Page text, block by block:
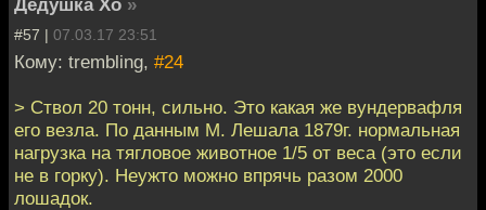
#57 | 07.03.17 23:51
Кому: trembling, #24
> Ствол 20 тонн, сильно. Это какая же вундервафля
его везла. По данным М. Лешала 1879г. нормальная
нагрузка на тягловое животное 1/5 от веса (это если
не в горку). Неужто можно впрячь разом 2000
лошадок.